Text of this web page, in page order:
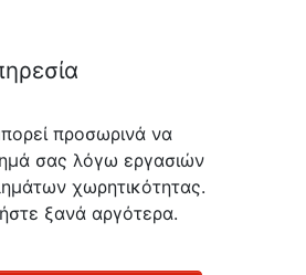
προσωρινά να
σας λόγω εργασιών
χωρητικότητας.
ξανά αργότερα.